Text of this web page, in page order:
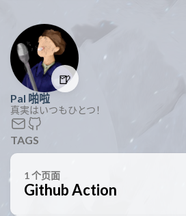
🍺
Pal 啪啦
真実はいつもひとつ！
TAGS
1 个页面
Github Action